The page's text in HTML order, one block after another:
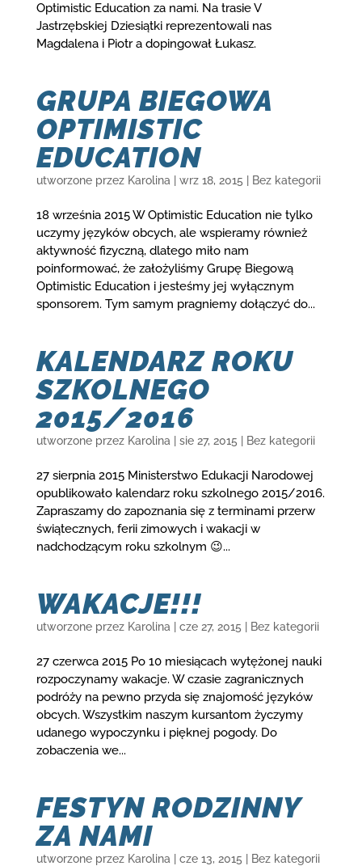
Optimistic Education za nami. Na trasie V
Jastrzębskiej Dziesiątki reprezentowali nas
Magdalena i Piotr a dopingował Łukasz.
GRUPA BIEGOWA
OPTIMISTIC
EDUCATION
utworzone przez Karolina wrz 18, 2015 Bez kategorii
18 września 2015 W Optimistic Education nie tylko
uczymy języków obcych, ale wspieramy również
aktywność fizyczną, dlatego miło nam
poinformować, że założyliśmy Grupę Biegową
Optimistic Education i jesteśmy jej wyłącznym
sponsorem. Tym samym pragniemy dołączyć do...
KALENDARZ ROKU
SZKOLNEGO
2015/2016
utworzone przez Karolina sie 27, 2015 Bez kategorii
27 sierpnia 2015 Ministerstwo Edukacji Narodowej
opublikowało kalendarz roku szkolnego 2015/2016.
Zapraszamy do zapoznania się z terminami przerw
świątecznych, ferii zimowych i wakacji w
nadchodzącym roku szkolnym 😉...
WAKACJE!!!
utworzone przez Karolina cze 27, 2015 Bez kategorii
27 czerwca 2015 Po 10 miesiącach wytężonej nauki
rozpoczynamy wakacje. W czasie zagranicznych
podróży na pewno przyda się znajomość języków
obcych. Wszystkim naszym kursantom życzymy
udanego wypoczynku i pięknej pogody. Do
zobaczenia we...
FESTYN RODZINNY
ZA NAMI
utworzone przez Karolina cze 13, 2015 Bez kategorii